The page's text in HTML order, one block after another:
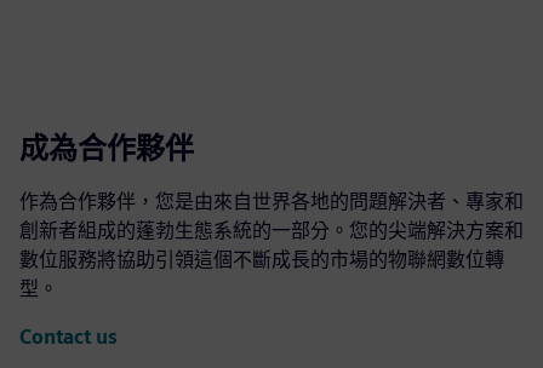
成為合作夥伴
作為合作夥伴，您是由來自世界各地的問題解決者、專家和
創新者組成的蓬勃生態系統的一部分。您的尖端解決方案和
數位服務將協助引領這個不斷成長的市場的物聯網數位轉
型。
Contact us